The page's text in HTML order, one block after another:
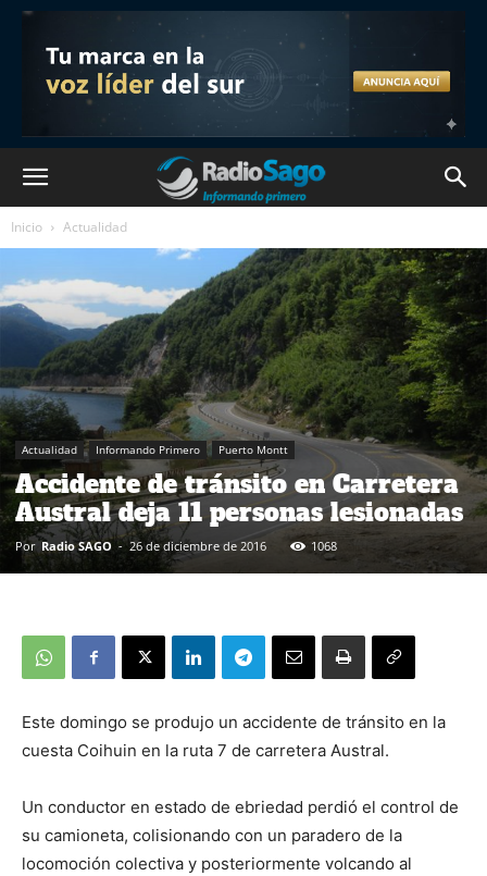
Inicio Actualidad
Actualidad Informando Primero Puerto Montt
Accidente de tránsito en Carretera
Austral deja 11 personas lesionadas
Por Radio SAGO - 26 de diciembre de 2016 1068
Este domingo se produjo un accidente de tránsito en la
cuesta Coihuin en la ruta 7 de carretera Austral.
Un conductor en estado de ebriedad perdió el control de
su camioneta, colisionando con un paradero de la
locomoción colectiva y posteriormente volcando al